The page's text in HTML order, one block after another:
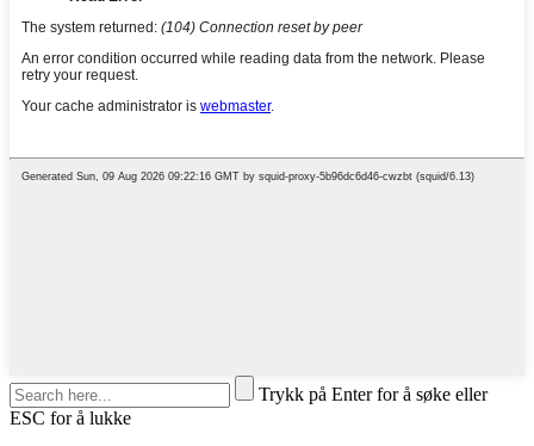
Trykk på Enter for å søke eller
ESC for å lukke